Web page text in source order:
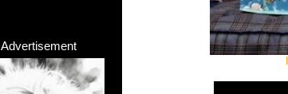
Advertisement